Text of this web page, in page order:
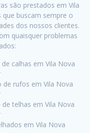
são prestados em Vila
buscam sempre o
dos nossos clientes.
quaisquer problemas
calhas em Vila Nova
de rufos em Vila Nova
telhas em Vila Nova
em Vila Nova